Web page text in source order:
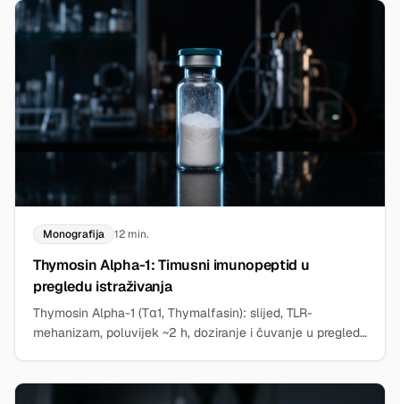
Monografija 12 min.
Thymosin Alpha-1: Timusni imunopeptid u
pregledu istraživanja
Thymosin Alpha-1 (Tα1, Thymalfasin): slijed, TLR-
mehanizam, poluvijek ~2 h, doziranje i čuvanje u pregledu